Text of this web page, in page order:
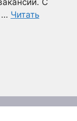
С
… Читать